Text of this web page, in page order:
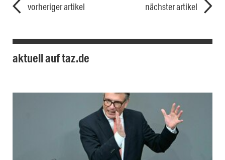
vorheriger artikel nächster artikel
aktuell auf taz.de